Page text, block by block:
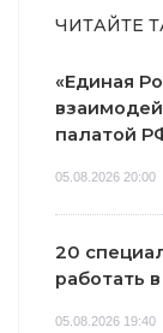
ЧИТАЙТЕ
«Единая
палатой
05.08.2026 20:00
20
работать
05.08.2026 19:40